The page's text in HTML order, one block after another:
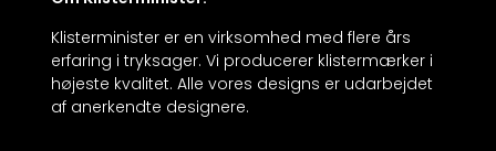
Klisterminister er en virksomhed med flere års
erfaring i tryksager. Vi producerer klistermærker i
højeste kvalitet. Alle vores designs er udarbejdet
af anerkendte designere.